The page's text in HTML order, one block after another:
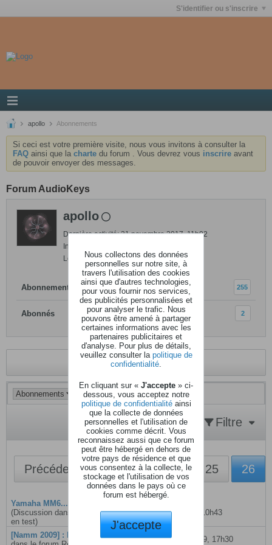
S'identifier ou s'inscrire
apollo Abonnements
Si ceci est votre première visite, nous vous invitons à consulter la
FAQ ainsi que la charte du forum . Vous devrez vous inscrire avant
de pouvoir envoyer des messages.
Forum AudioKeys
apollo
Dernière activité: 21 novembre 2017, 11h02
Inscrit: 17 juin 2004
Localisation: ARMENTIERES (59)
Abonnements 255
Abonnés 2
Revenir au profil
Filtre
Précédent 1 23 24 25 26
Yamaha MM6... mes impressions
(Discussion dans le forumLe matériel
en test)
18 juin 2012, 10h43
[Namm 2009] : Roland
(Discussion
20 janvier 2009, 17h30
Nous collectons des données
personnelles sur notre site, à
travers l'utilisation des cookies
ainsi que d'autres technologies,
pour vous fournir nos services,
des publicités personnalisées et
pour analyser le trafic. Nous
pouvons être amené à partager
certaines informations avec les
partenaires publicitaires et
d'analyse. Pour plus de détails,
veuillez consulter la politique de
confidentialité
En cliquant sur « J'accepte » ci-
dessous, vous acceptez notre
politique de confidentialitéainsi
que la collecte de données
personnelles et l'utilisation de
cookies comme décrit. Vous
reconnaissez aussi que ce forum
peut être hébergé en dehors de
votre pays de résidence et que
vous consentez à la collecte, le
stockage et l'utilisation de vos
données dans le pays où ce
forum est hébergé.
J'accepte